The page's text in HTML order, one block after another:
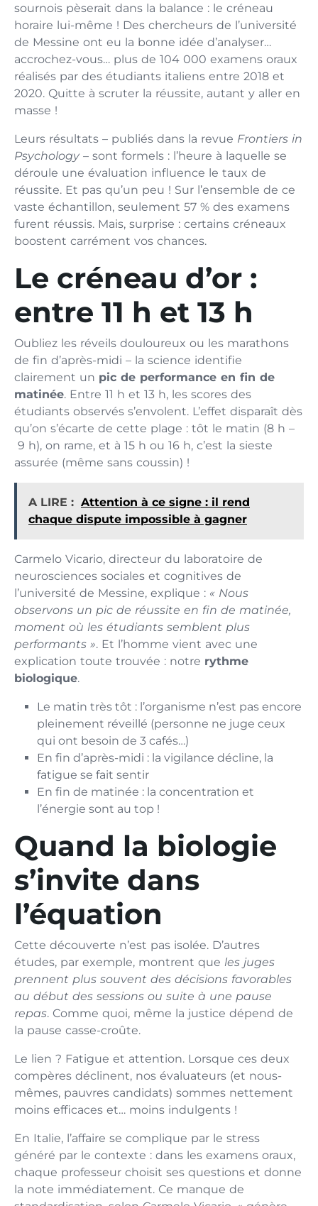
sournois pèserait dans la balance : le créneau
horaire lui-même ! Des chercheurs de l’université
de Messine ont eu la bonne idée d’analyser…
accrochez-vous… plus de 104 000 examens oraux
réalisés par des étudiants italiens entre 2018 et
2020. Quitte à scruter la réussite, autant y aller en
masse !
Leurs résultats – publiés dans la revue Frontiers in
Psychology– sont formels : l’heure à laquelle se
déroule une évaluation influence le taux de
réussite. Et pas qu’un peu ! Sur l’ensemble de ce
vaste échantillon, seulement 57 % des examens
furent réussis. Mais, surprise : certains créneaux
boostent carrément vos chances.
Le créneau d’or :
entre 11 h et 13 h
Oubliez les réveils douloureux ou les marathons
de fin d’après-midi – la science identifie
clairement un pic de performance en fin de
matinée. Entre 11 h et 13 h, les scores des
étudiants observés s’envolent. L’effet disparaît dès
qu’on s’écarte de cette plage : tôt le matin (8 h –
9 h), on rame, et à 15 h ou 16 h, c’est la sieste
assurée (même sans coussin) !
A LIRE : Attention à ce signe : il rend
chaque dispute impossible à gagner
Carmelo Vicario, directeur du laboratoire de
neurosciences sociales et cognitives de
l’université de Messine, explique : « Nous
observons un pic de réussite en fin de matinée,
moment où les étudiants semblent plus
performants ». Et l’homme vient avec une
explication toute trouvée : notre rythme
biologique.
Le matin très tôt : l’organisme n’est pas encore
pleinement réveillé (personne ne juge ceux
qui ont besoin de 3 cafés…)
En fin d’après-midi : la vigilance décline, la
fatigue se fait sentir
En fin de matinée : la concentration et
l’énergie sont au top !
Quand la biologie
s’invite dans
l’équation
Cette découverte n’est pas isolée. D’autres
études, par exemple, montrent que les juges
prennent plus souvent des décisions favorables
au début des sessions ou suite à une pause
repas. Comme quoi, même la justice dépend de
la pause casse-croûte.
Le lien ? Fatigue et attention. Lorsque ces deux
compères déclinent, nos évaluateurs (et nous-
mêmes, pauvres candidats) sommes nettement
moins efficaces et… moins indulgents !
En Italie, l’affaire se complique par le stress
généré par le contexte : dans les examens oraux,
chaque professeur choisit ses questions et donne
la note immédiatement. Ce manque de